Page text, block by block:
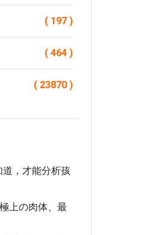
( 197 )
( 464 )
( 23870 )
，才能分析孩
上の肉体、最